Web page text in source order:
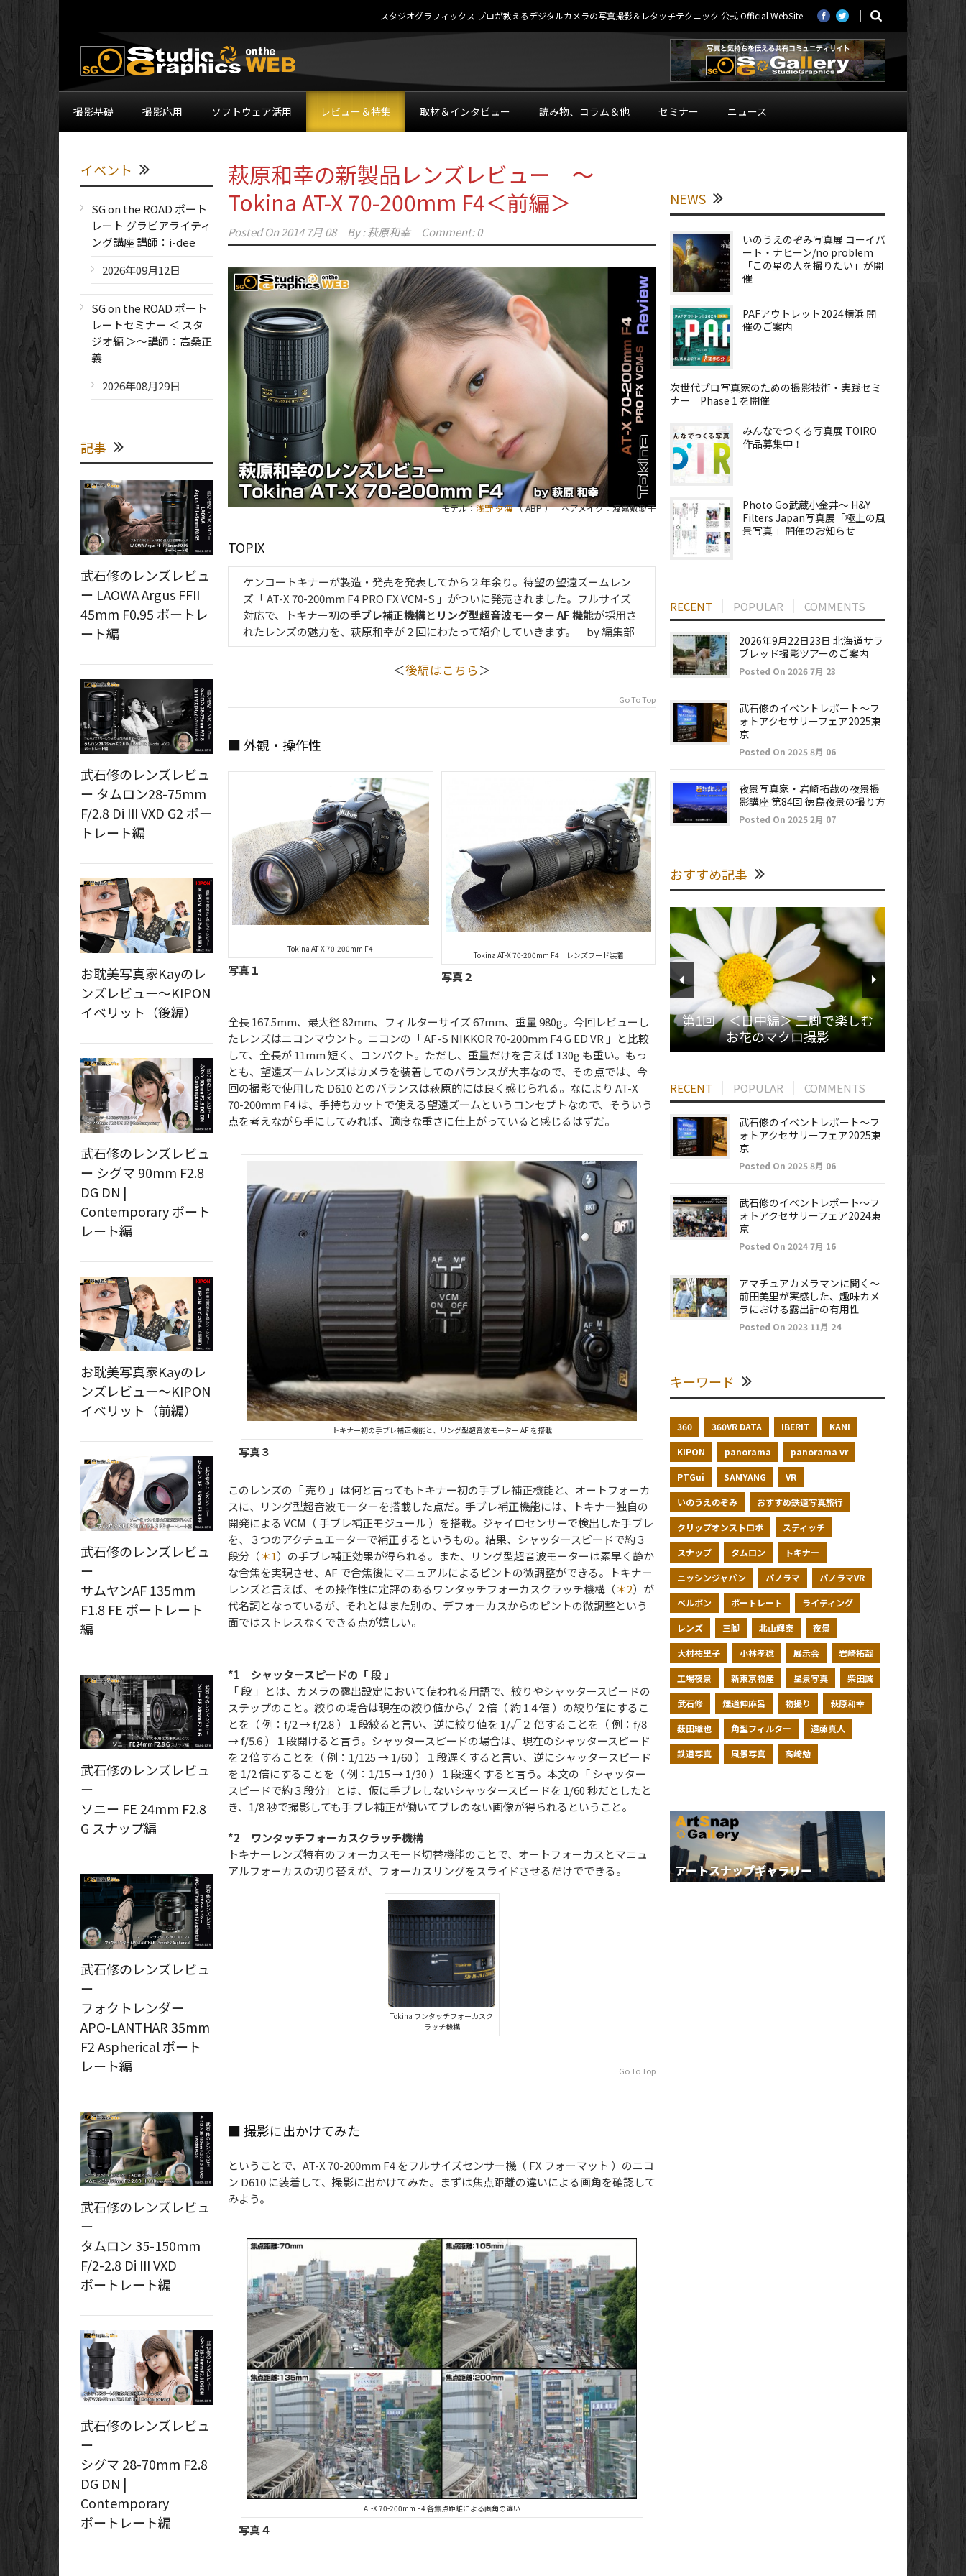
スタジオグラフィックス プロが教えるデジタルカメラの写真撮影＆レタッチテクニック 公式 Official WebSite
撮影基礎 撮影応用 ソフトウェア活用 レビュー＆特集 取材＆インタビュー 読み物、コラム＆他 セミナー ニュース
萩原和幸の新製品レンズレビュー ～
Tokina AT-X 70-200mm F4＜前編＞
Posted On2014 7月 08 By :萩原和幸 Comment: 0
モデル：浅野 夕海（ ABP ） ヘアメイク：渡嘉敷愛子
TOPIX
ケンコートキナーが製造・発売を発表してから２年余り。待望の望遠ズームレン
ズ「 AT-X 70-200mm F4 PRO FX VCM-S 」がついに発売されました。フルサイズ
対応で、トキナー初の手ブレ補正機構と リング型超音波モーター AF 機能が採用さ
れたレンズの魅力を、萩原和幸が２回にわたって紹介していきます。 by 編集部
＜後編はこちら ＞
Go To Top
■ 外観・操作性
Tokina AT-X 70-200mm F4
写真１
Tokina AT-X 70-200mm F4 レンズフード装着
写真２
全長 167.5mm、最大径 82mm、フィルターサイズ 67mm、重量 980g。今回レビューし
たレンズはニコンマウント。ニコンの「 AF-S NIKKOR 70-200mm F4 G ED VR 」と比較
して、全長が 11mm 短く、コンパクト。ただし、重量だけを言えば 130g も重い。もっ
とも、望遠ズームレンズはカメラを装着してのバランスが大事なので、その点では、今
回の撮影で使用した D610 とのバランスは萩原的には良く感じられる。なにより AT-X
70-200mm F4 は、手持ちカットで使える望遠ズームというコンセプトなので、そういう
点を考えながら手にしてみれば、適度な重さに仕上がっていると感じるはずだ。
トキナー初の手ブレ補正機能と、リング型超音波モーター AF を搭載
写真３
このレンズの「 売り 」は何と言ってもトキナー初の手ブレ補正機能と、オートフォーカ
スに、リング型超音波モーターを搭載した点だ。手ブレ補正機能には、トキナー独自の
開発による VCM（ 手ブレ補正モジュール ）を搭載。ジャイロセンサーで検出した手ブレ
を、３つのアクチュエーターで補正するというもの。結果、シャッタースピードで約３
段分（＊1）の手ブレ補正効果が得られる。また、リング型超音波モーターは素早く静か
な合焦を実現させ、AF で合焦後にマニュアルによるピントの微調整ができる。トキナー
レンズと言えば、その操作性に定評のあるワンタッチフォーカスクラッチ機構（＊2）が
代名詞となっているが、それとはまた別の、デフォーカスからのピントの微調整という
面ではストレスなくできる点が嬉しい。
*1 シャッタースピードの「 段 」
「 段 」とは、カメラの露出設定において使われる用語で、絞りやシャッタースピードの
ステップのこと。絞りの場合は現在の絞り値から√２倍（ 約 1.4 倍 ）の絞り値にするこ
とを（ 例：f/2 → f/2.8 ）１段絞ると言い、逆に絞り値を 1/√２ 倍することを（ 例：f/8
→ f/5.6 ）１段開けると言う。シャッタースピードの場合は、現在のシャッタースピード
を２倍することを（ 例：1/125 → 1/60 ）１段遅くすると言い、逆にシャッタースピード
を 1/2 倍にすることを（ 例：1/15 → 1/30 ）１段速くすると言う。本文の「 シャッター
スピードで約３段分」とは、仮に手ブレしないシャッタースピードを 1/60 秒だとしたと
き、1/8 秒で撮影しても手ブレ補正が働いてブレのない画像が得られるということ。
*2 ワンタッチフォーカスクラッチ機構
トキナーレンズ特有のフォーカスモード切替機能のことで、オートフォーカスとマニュ
アルフォーカスの切り替えが、フォーカスリングをスライドさせるだけでできる。
Tokina ワンタッチフォーカスク
ラッチ機構
Go To Top
■ 撮影に出かけてみた
ということで、AT-X 70-200mm F4 をフルサイズセンサー機（ FX フォーマット ）のニコ
ン D610 に装着して、撮影に出かけてみた。まずは焦点距離の違いによる画角を確認して
みよう。
AT-X 70-200mm F4 各焦点距離による画角の違い
写真４
イベント
SG on the ROAD ポート
レート グラビアライティ
ング講座 講師：i-dee
2026年09月12日
SG on the ROAD ポート
レートセミナー ＜ スタ
ジオ編 ＞～講師：高桑正
義
2026年08月29日
記事
武石修のレンズレビュ
ー LAOWA Argus FFII
45mm F0.95 ポートレ
ート編
武石修のレンズレビュ
ー タムロン28-75mm
F/2.8 Di III VXD G2 ポー
トレート編
お耽美写真家Kayのレ
ンズレビュー～KIPON
イベリット（後編）
武石修のレンズレビュ
ー シグマ 90mm F2.8
DG DN |
Contemporary ポート
レート編
お耽美写真家Kayのレ
ンズレビュー～KIPON
イベリット（前編）
武石修のレンズレビュ
ー
サムヤンAF 135mm
F1.8 FE ポートレート
編
武石修のレンズレビュ
ー
ソニー FE 24mm F2.8
G スナップ編
武石修のレンズレビュ
ー
フォクトレンダー
APO-LANTHAR 35mm
F2 Aspherical ポート
レート編
武石修のレンズレビュ
ー
タムロン 35-150mm
F/2-2.8 Di III VXD
ポートレート編
武石修のレンズレビュ
ー
シグマ 28-70mm F2.8
DG DN |
Contemporary
ポートレート編
NEWS
いのうえのぞみ写真展 コーイバ
ート・ナヒーン/no problem
「この星の人を撮りたい」が開
催
PAFアウトレット2024横浜 開
催のご案内
次世代プロ写真家のための撮影技術・実践セミ
ナー Phase 1 を開催
みんなでつくる写真展 TOIRO
作品募集中！
Photo Go武蔵小金井～ H&Y
Filters Japan写真展「極上の風
景写真 」開催のお知らせ
RECENT POPULAR COMMENTS
2026年9月22日23日 北海道サラ
ブレッド撮影ツアーのご案内
Posted On 2026 7月 23
武石修のイベントレポート～フ
ォトアクセサリーフェア2025東
京
Posted On 2025 8月 06
夜景写真家・岩崎拓哉の夜景撮
影講座 第84回 徳島夜景の撮り方
Posted On 2025 2月 07
おすすめ記事
第1回 ＜日中編＞ 三脚で楽しむ
お花のマクロ撮影
RECENT POPULAR COMMENTS
武石修のイベントレポート～フ
ォトアクセサリーフェア2025東
京
Posted On 2025 8月 06
武石修のイベントレポート～フ
ォトアクセサリーフェア2024東
京
Posted On 2024 7月 16
アマチュアカメラマンに聞く～
前田美里が実感した、趣味カメ
ラにおける露出計の有用性
Posted On 2023 11月 24
キーワード
360 360VR DATA IBERIT KANI
KIPON panorama panorama vr
PTGui SAMYANG VR
いのうえのぞみ おすすめ鉄道写真旅行
クリップオンストロボ スティッチ
スナップ タムロン トキナー
ニッシンジャパン パノラマ パノラマVR
ベルボン ポートレート ライティング
レンズ 三脚 北山輝泰 夜景
大村祐里子 小林孝稔 展示会 岩崎拓哉
工場夜景 新東京物産 星景写真 柴田誠
武石修 煙道伸麻呂 物撮り 萩原和幸
薮田織也 角型フィルター 遠藤真人
鉄道写真 風景写真 高崎勉